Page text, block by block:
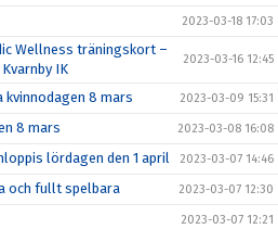
2023-03-18 17:03
Wellness träningskort –
IK
2023-03-16 12:45
kvinnodagen 8 mars 2023-03-09 15:31
8 mars 2023-03-08 16:08
lördagen den 1 april 2023-03-07 14:46
och fullt spelbara 2023-03-07 12:30
2023-03-07 12:21